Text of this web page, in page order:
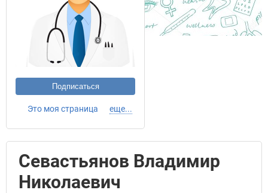
Подписаться
Это моя страница еще...
Севастьянов Владимир
Николаевич